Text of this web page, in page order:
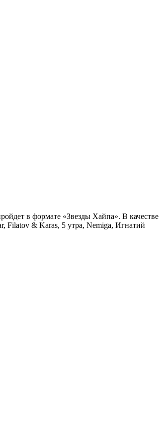
в формате «Звезды Хайпа». В качестве
Filatov & Karas, 5 утра, Nemiga, Игнатий